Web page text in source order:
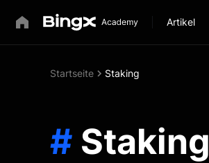
Artikel
Startseite Staking
# Staking